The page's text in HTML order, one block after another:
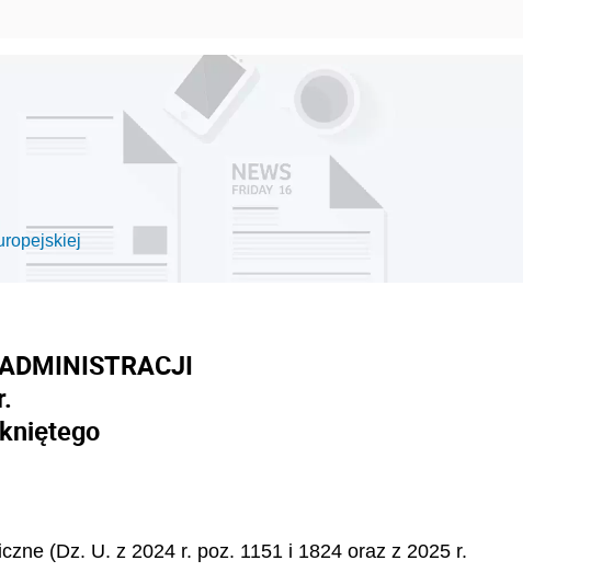
(Dz. U. z 2024 r. poz. 1151 i 1824 oraz z 2025 r.